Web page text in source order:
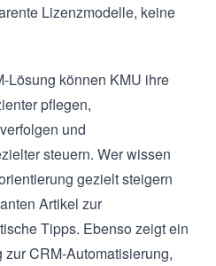
Lizenzmodelle, keine
Lösung können KMU ihre
pflegen,
und
steuern. Wer wissen
gezielt steigern
Artikel zur
Tipps. Ebenso zeigt ein
CRM-Automatisierung,